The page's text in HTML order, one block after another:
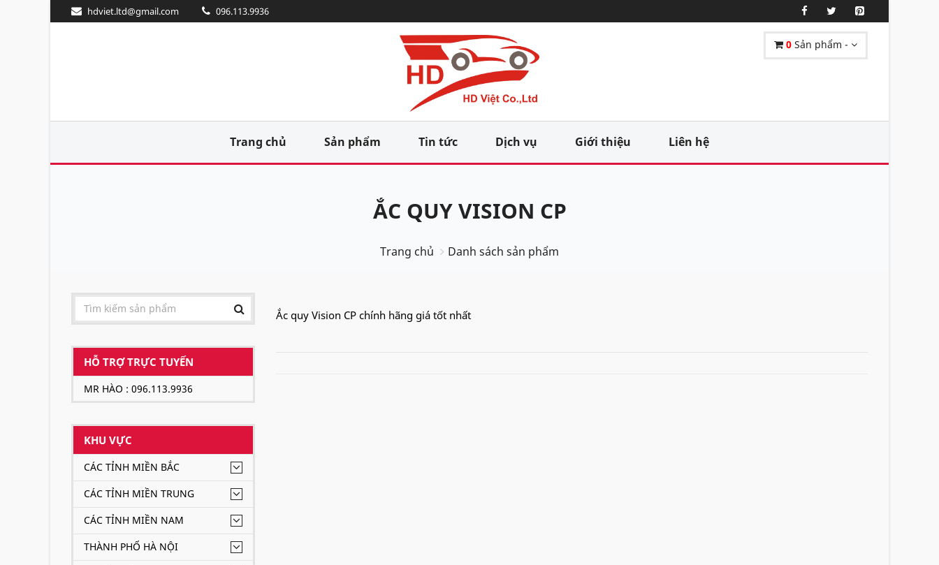
hdviet.ltd@gmail.com 096.113.9936
0 Sản phẩm -
Trang chủ Sản phẩm Tin tức Dịch vụ Giới thiệu Liên hệ
ẮC QUY VISION CP
Trang chủ Danh sách sản phẩm
HỖ TRỢ TRỰC TUYẾN
MR HÀO : 096.113.9936
KHU VỰC
CÁC TỈNH MIỀN BẮC
CÁC TỈNH MIỀN TRUNG
CÁC TỈNH MIỀN NAM
THÀNH PHỐ HÀ NỘI
Ắc quy Vision CP chính hãng giá tốt nhất